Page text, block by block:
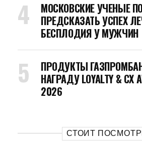
МОСКОВСКИЕ УЧЕНЫЕ
ПРЕДСКАЗАТЬ УСПЕХ
БЕСПЛОДИЯ У МУЖЧИН
ПРОДУКТЫ
НАГРАДУ LOYALTY & CX
2026
СТОИТ